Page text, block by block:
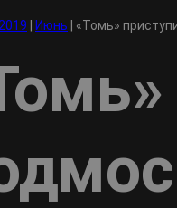
2019 Июнь «Томь»